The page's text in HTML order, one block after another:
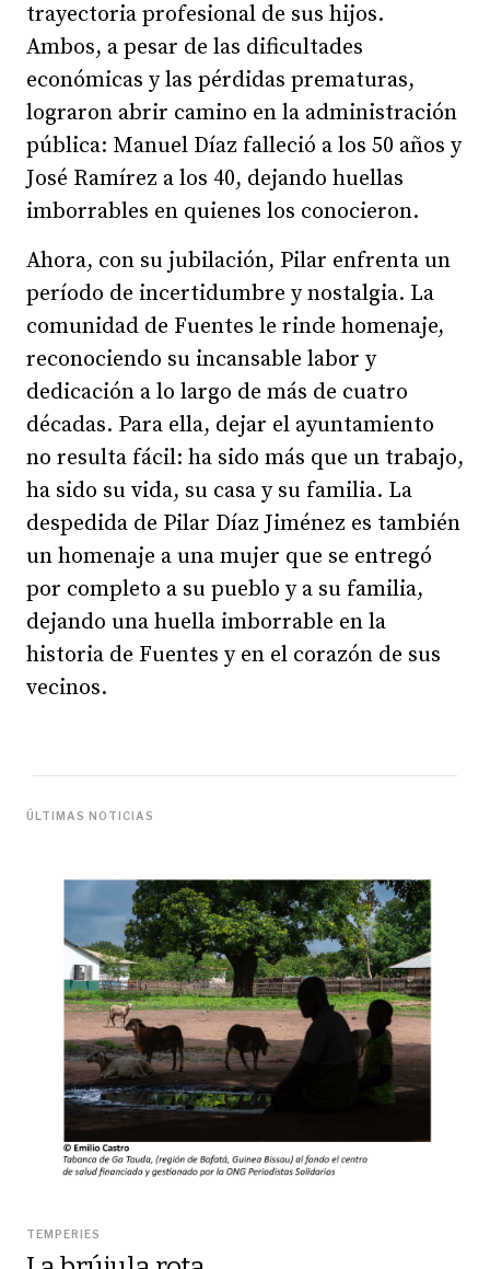
trayectoria profesional de sus hijos.
Ambos, a pesar de las dificultades
económicas y las pérdidas prematuras,
lograron abrir camino en la administración
pública: Manuel Díaz falleció a los 50 años y
José Ramírez a los 40, dejando huellas
imborrables en quienes los conocieron.
Ahora, con su jubilación, Pilar enfrenta un
período de incertidumbre y nostalgia. La
comunidad de Fuentes le rinde homenaje,
reconociendo su incansable labor y
dedicación a lo largo de más de cuatro
décadas. Para ella, dejar el ayuntamiento
no resulta fácil: ha sido más que un trabajo,
ha sido su vida, su casa y su familia. La
despedida de Pilar Díaz Jiménez es también
un homenaje a una mujer que se entregó
por completo a su pueblo y a su familia,
dejando una huella imborrable en la
historia de Fuentes y en el corazón de sus
vecinos.
ÚLTIMAS NOTICIAS
TEMPERIES